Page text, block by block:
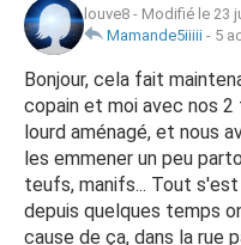
louve8 - Modifié le 23
Mamande5iiiii - 5
Bonjour, cela fait
copain et moi avec nos 2
lourd aménagé, et nous
les emmener un peu
teufs, manifs... Tout
depuis quelques temps
cause de ça, dans la rue